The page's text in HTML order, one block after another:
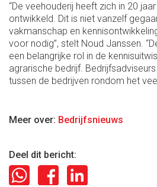
“De veehouderij heeft zich in 20
ontwikkeld. Dit is niet vanzelf
vakmanschap en
voor nodig”, stelt Noud Janssen.
een belangrijke rol in de
agrarische bedrijf.
tussen de bedrijven rondom het
Meer over: Bedrijfsnieuws
Deel dit bericht: